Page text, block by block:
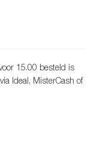
15.00 besteld is
Ideal, MisterCash of